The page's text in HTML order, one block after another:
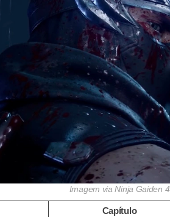
Imagem via Ninja Gaiden 4
Capítulo